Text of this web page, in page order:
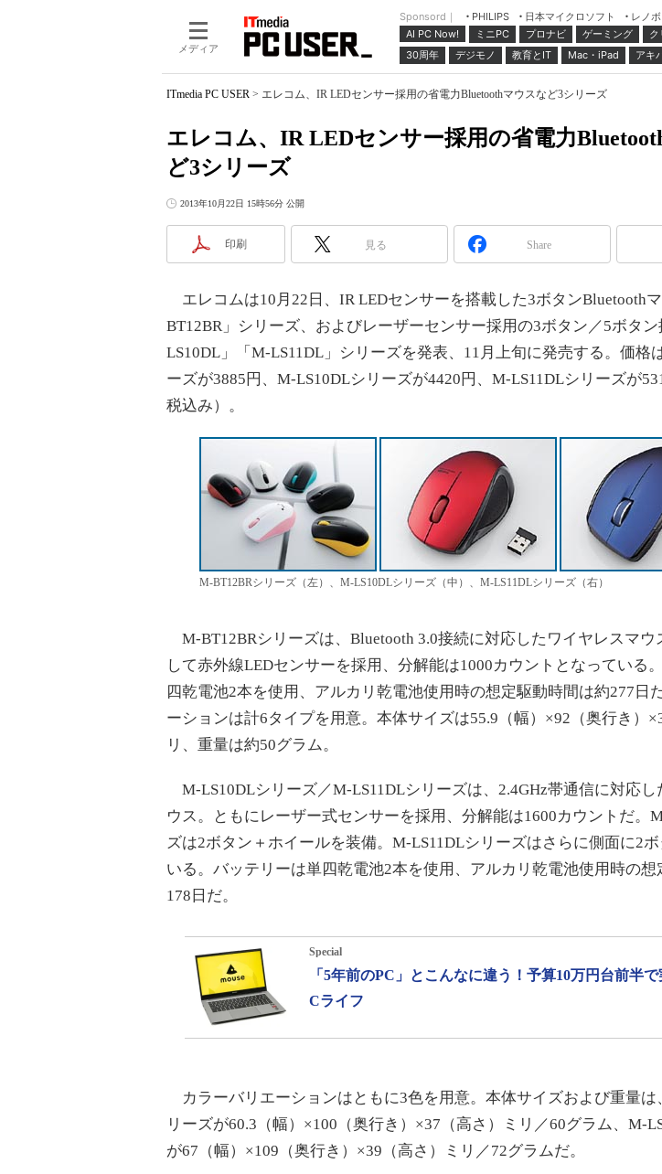
メディア
Sponsord｜ PHILIPS 日本マイクロソフト
レノボ
AI PC Now!
ミニPC プロナビ ゲーミング ク
30周年
デジモノ 教育とIT Mac・iPad アキ
ITmedia PC USER > エレコム、IR LEDセンサー採用の省電力Bluetoothマウスなど3シリーズ
エレコム、IR LEDセンサー採用の省電力
ど3シリーズ
2013年10月22日 15時56分 公開
印刷 見る Share
エレコムは10月22日、IR LEDセンサーを搭載した3ボタンBluetooth
BT12BR」シリーズ、およびレーザーセンサー採用の3ボタン／5ボタ
LS10DL」「M-LS11DL」シリーズを発表、11月上旬に発売する。価格
ーズが3885円、M-LS10DLシリーズが4420円、M-LS11DLシリーズが
税込み）。
M-BT12BRシリーズ（左）、M-LS10DLシリーズ（中）、M-LS11DLシリーズ（右）
M-BT12BRシリーズは、Bluetooth 3.0接続に対応したワイヤレスマウ
して赤外線LEDセンサーを採用、分解能は1000カウントとなっている
四乾電池2本を使用、アルカリ乾電池使用時の想定駆動時間は約277日
ーションは計6タイプを用意。本体サイズは55.9（幅）×92（奥行き）
リ、重量は約50グラム。
M-LS10DLシリーズ／M-LS11DLシリーズは、2.4GHz帯通信に対応し
ウス。ともにレーザー式センサーを採用、分解能は1600カウントだ。
ズは2ボタン＋ホイールを装備。M-LS11DLシリーズはさらに側面に2
いる。バッテリーは単四乾電池2本を使用、アルカリ乾電池使用時の想
178日だ。
Special
「5年前のPC」とこんなに違う！予算10万円台前半
Cライフ
カラーバリエーションはともに3色を用意。本体サイズおよび重量は
リーズが60.3（幅）×100（奥行き）×37（高さ）ミリ／60グラム、M-
が67（幅）×109（奥行き）×39（高さ）ミリ／72グラムだ。